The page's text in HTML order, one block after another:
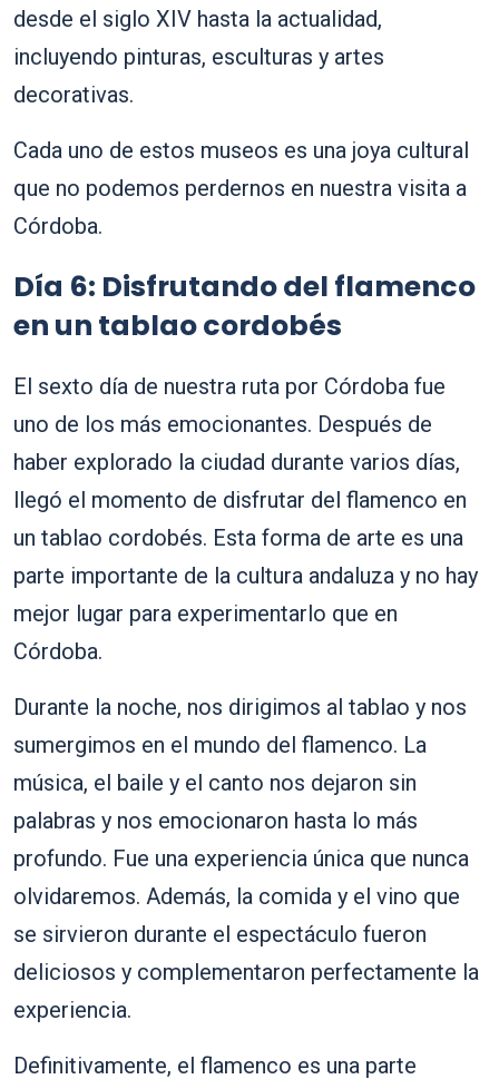
desde el siglo XIV hasta la actualidad,
incluyendo pinturas, esculturas y artes
decorativas.
Cada uno de estos museos es una joya cultural
que no podemos perdernos en nuestra visita a
Córdoba.
Día 6: Disfrutando del flamenco
en un tablao cordobés
El sexto día de nuestra ruta por Córdoba fue
uno de los más emocionantes. Después de
haber explorado la ciudad durante varios días,
llegó el momento de disfrutar del flamenco en
un tablao cordobés. Esta forma de arte es una
parte importante de la cultura andaluza y no hay
mejor lugar para experimentarlo que en
Córdoba.
Durante la noche, nos dirigimos al tablao y nos
sumergimos en el mundo del flamenco. La
música, el baile y el canto nos dejaron sin
palabras y nos emocionaron hasta lo más
profundo. Fue una experiencia única que nunca
olvidaremos. Además, la comida y el vino que
se sirvieron durante el espectáculo fueron
deliciosos y complementaron perfectamente la
experiencia.
Definitivamente, el flamenco es una parte